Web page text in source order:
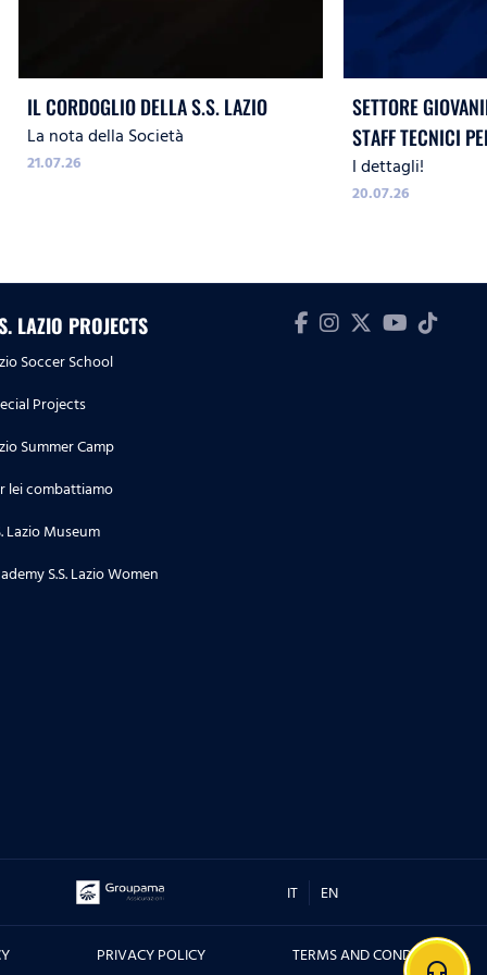
IL CORDOGLIO DELLA S.S. LAZIO
La nota della Società
21.07.26
SETTORE
STAFF TECNICI
2026/27
I dettagli!
20.07.26
LAZIO PROJECTS
Soccer School
Projects
Summer Camp
lei combattiamo
Lazio Museum
S.S. Lazio Women
IT EN
PRIVACY POLICY TERMS AND CONDITIONS